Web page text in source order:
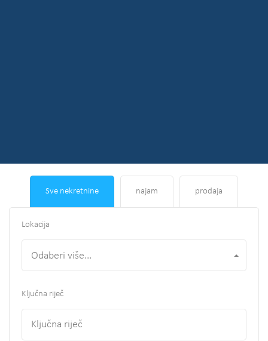
Sve nekretnine najam prodaja
Lokacija
Odaberi više...
Ključna riječ